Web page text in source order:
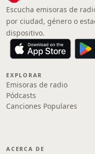
Escucha emisoras de
por ciudad, género o
dispositivo.
EXPLORAR
Emisoras de radio
Pódcasts
Canciones Populares
ACERCA DE